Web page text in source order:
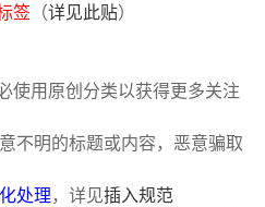
签 （详见此贴）
使用原创分类以获得更多关注
不明的标题或内容，恶意骗取
处理 ，详见插入规范